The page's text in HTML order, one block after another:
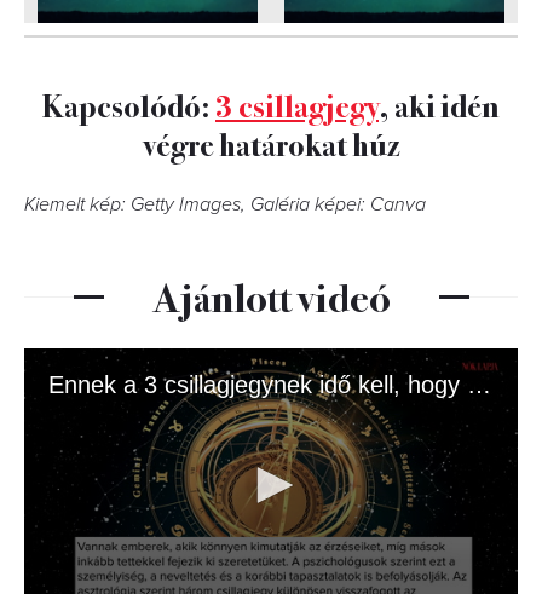
Kapcsolódó:3 csillagjegy, aki idén
végre határokat húz
Kiemelt kép: Getty Images, Galéria képei: Canva
Ajánlott videó
Ennek a 3 csillagjegynek idő kell, hogy megnyíljon